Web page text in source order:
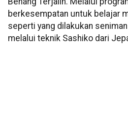
berkesempatan untuk belajar
seperti yang dilakukan
melalui teknik Sashiko dari